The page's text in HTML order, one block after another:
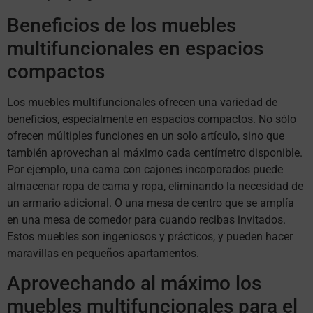
Beneficios de los muebles
multifuncionales en espacios
compactos
Los muebles multifuncionales ofrecen una variedad de
beneficios, especialmente en espacios compactos. No sólo
ofrecen múltiples funciones en un solo artículo, sino que
también aprovechan al máximo cada centímetro disponible.
Por ejemplo, una cama con cajones incorporados puede
almacenar ropa de cama y ropa, eliminando la necesidad de
un armario adicional. O una mesa de centro que se amplía
en una mesa de comedor para cuando recibas invitados.
Estos muebles son ingeniosos y prácticos, y pueden hacer
maravillas en pequeños apartamentos.
Aprovechando al máximo los
muebles multifuncionales para el